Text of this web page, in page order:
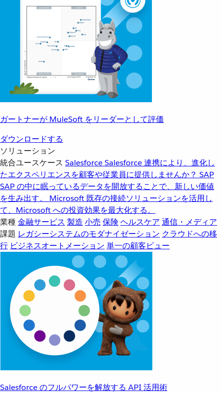
ガートナーが MuleSoft をリーダーとして評価
ダウンロードする
ソリューション
統合ユースケース SalesforceSalesforce 連携により、進化し
たエクスペリエンスを顧客や従業員に提供しませんか？ SAP
SAP の中に眠っているデータを開放することで、新しい価値
を生み出す。
Microsoft 既存の接続ソリューションを活用し
て、Microsoft への投資効果を最大化する。
業種金融サービス 製造 小売 保険 ヘルスケア 通信・メディア
課題 レガシーシステムのモダナイゼーション クラウドへの移
行 ビジネスオートメーション 単一の顧客ビュー
Salesforce のフルパワーを解放する API 活用術